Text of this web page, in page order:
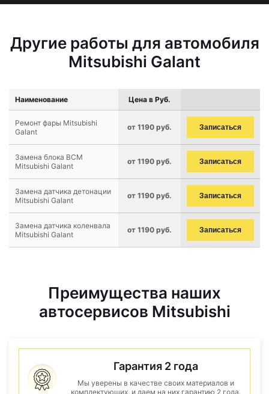
Другие работы для автомобиля
Mitsubishi Galant
Наименование Цена в Руб.
Ремонт фары Mitsubishi
Galant
от 1190 руб. Записаться
Замена блока BCM
Mitsubishi Galant
от 1190 руб. Записаться
Замена датчика детонации
Mitsubishi Galant
от 1190 руб. Записаться
Замена датчика коленвала
Mitsubishi Galant
от 1190 руб. Записаться
Преимущества наших
автосервисов Mitsubishi
Гарантия 2 года
Мы уверены в качестве своих материалов и
комплектующих, и даем на них гарантию 2 года.